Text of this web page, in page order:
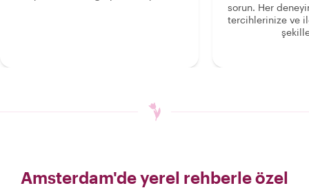
sorun. Her
tercihlerinize ve
Amsterdam'de yerel rehberle özel